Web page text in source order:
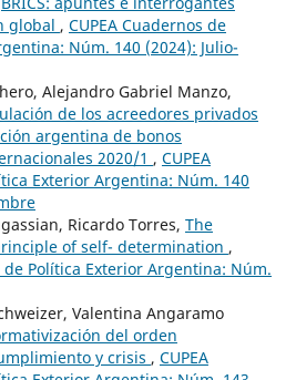
global , CUPEA Cuadernos de
Núm. 140 (2024): Julio-
Alejandro Gabriel Manzo,
de los acreedores privados
argentina de bonos
2020/1 , CUPEA
Exterior Argentina: Núm. 140
Ricardo Torres, The
of self- determination ,
de Política Exterior Argentina: Núm.
Valentina Angaramo
del orden
y crisis , CUPEA